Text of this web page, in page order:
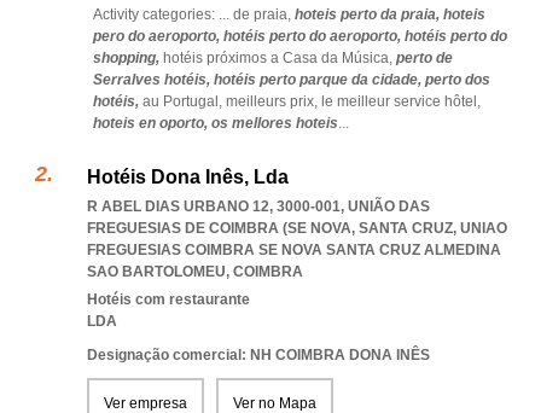
Activity categories: ... de praia, hoteis perto da praia, hoteis
pero do aeroporto, hotéis perto do aeroporto, hotéis perto do
shopping, hotéis próximos a Casa da Música, perto de
Serralves hotéis, hotéis perto parque da cidade, perto dos
hotéis, au Portugal, meilleurs prix, le meilleur service hôtel,
hoteis en oporto, os mellores hoteis...
Hotéis Dona Inês, Lda
R ABEL DIAS URBANO 12, 3000-001, UNIÃO DAS
FREGUESIAS DE COIMBRA (SE NOVA, SANTA CRUZ, UNIAO
FREGUESIAS COIMBRA SE NOVA SANTA CRUZ ALMEDINA
SAO BARTOLOMEU, COIMBRA
Hotéis com restaurante
LDA
Designação comercial: NH COIMBRA DONA INÊS
Ver empresa Ver no Mapa